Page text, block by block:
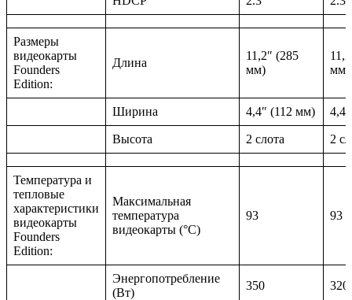
Размеры
видеокарты
Founders
Edition:
Длина
11,2″ (285
мм)
мм)
Ширина 4,4″ (112 мм)
Высота 2 слота 2
Температура и
тепловые
характеристики
видеокарты
Founders
Edition:
Максимальная
температура
видеокарты (°С)
93 93
Энергопотребление
(Вт)
350 320